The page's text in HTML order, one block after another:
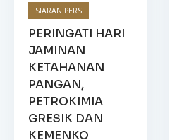
SIARAN PERS
PERINGATI HARI
JAMINAN
KETAHANAN
PANGAN,
PETROKIMIA
GRESIK DAN
KEMENKO